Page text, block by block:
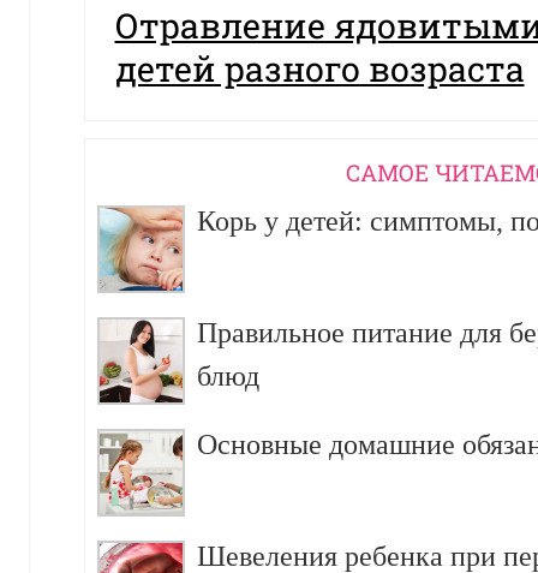
Отравление
детей разного возраста
CАМОЕ
Корь у детей: симптомы,
Правильное питание для
блюд
Основные домашние
Шевеления ребенка при